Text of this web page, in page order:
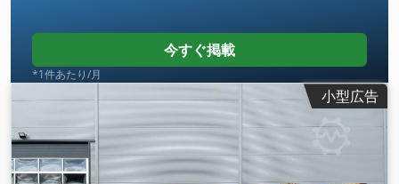
今すぐ掲載
*1件あたり/月
小型広告